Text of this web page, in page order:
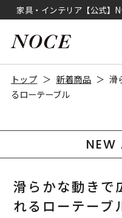
家具・インテリア【公式】
トップ 新着商品
滑
るローテーブル
NEW
滑らかな動きで
れるローテーブ